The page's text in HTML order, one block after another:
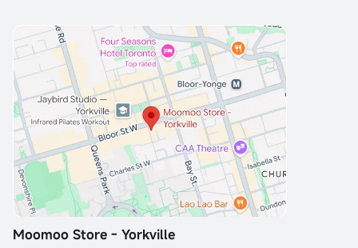
Moomoo Store - Yorkville